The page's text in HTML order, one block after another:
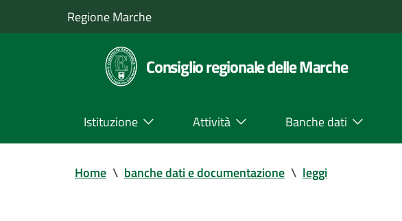
Regione Marche
Consiglio regionale delle Marche
Istituzione Attività Banche dati
Home \ banche dati e documentazione \ leggi